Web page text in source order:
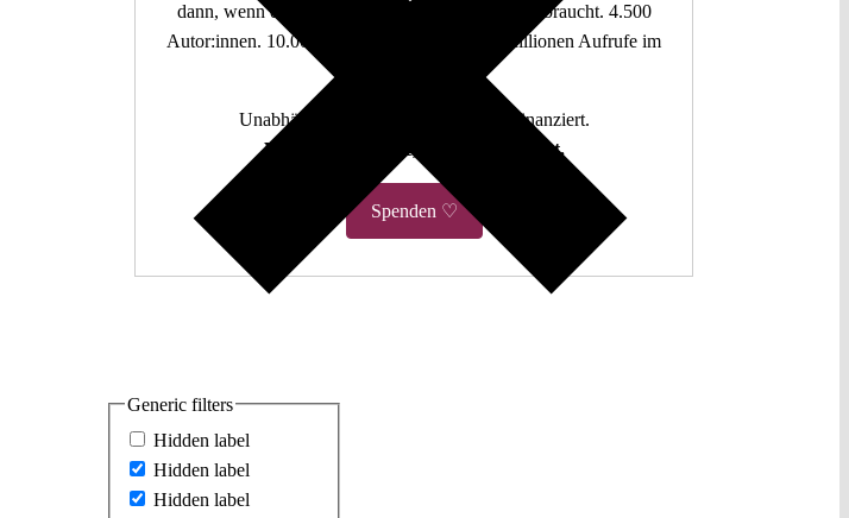
Generic filters
Hidden label
Hidden label
Hidden label
dann, wenn die Demokratie sie am dringendsten braucht. 4.500
Autor:innen. 10.000 Beiträge. Mehr als fünf Millionen Aufrufe im
Unabhängig. Open Access. Spendenfinanziert.
Wir zählen auf Sie, damit es so bleibt.
Spenden ♡